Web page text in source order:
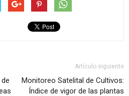
Artículo siguiente
Monitoreo Satelital de Cultivos:
Índice de vigor de las plantas